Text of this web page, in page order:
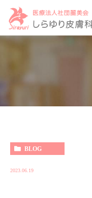
BLOG
2023.06.19